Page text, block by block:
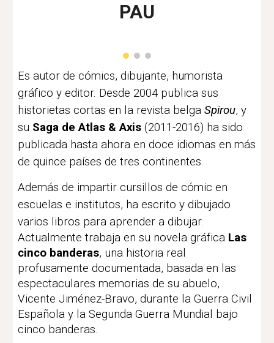
PAU
Es autor de cómics, dibujante, humorista
gráfico y editor. Desde 2004 publica sus
historietas cortas en la revista belgaSpirou, y
su Saga de Atlas & Axis (2011-2016) ha sido
publicada hasta ahora en doce idiomas en más
de quince países de tres continentes.
Además de impartir cursillos de cómic en
escuelas e institutos, ha escrito y dibujado
varios libros para aprender a dibujar.
Actualmente trabaja en su novela gráfica Las
cinco banderas, una historia real
profusamente documentada, basada en las
espectaculares memorias de su abuelo,
Vicente Jiménez-Bravo, durante la Guerra Civil
Española y la Segunda Guerra Mundial bajo
cinco banderas.